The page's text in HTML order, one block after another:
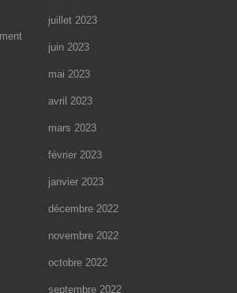
juillet 2023
juin 2023
mai 2023
avril 2023
mars 2023
février 2023
janvier 2023
décembre 2022
novembre 2022
octobre 2022
septembre 2022